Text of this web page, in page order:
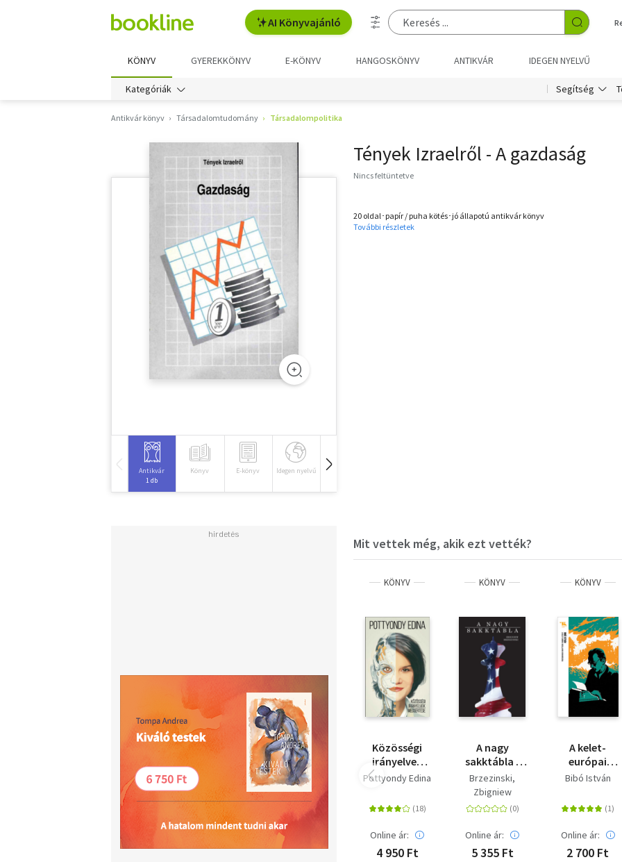
AI Könyvajánló
KÖNYV GYEREKKÖNYV E-KÖNYV HANGOSKÖNYV ANTIKVÁR IDEGEN NYELVŰ
Kategóriák Segítség
Antikvár könyv Társadalomtudomány Társadalompolitika
Antikvár
1 db
Könyv E-könyv Idegen nyelvű Hangoskönyv
Tények Izraelről - A gazdaság
Nincs feltüntetve
20 oldal･papír / puha kötés･jó állapotú antikvár könyv
További részletek
Mit vettek még, akik ezt vették?
KÖNYV
Közösségi
irányelvek
megsértése
Pottyondy Edina
Online ár:
4 950 Ft
KÖNYV
A nagy
sakktábla -
Amerika
világelsősége
és
geopolitikai
feladatai
Brzezinski,
Zbigniew
Online ár:
5 355 Ft
KÖNYV
A kelet-
európai
kisállamok
- Trubadúr
Zsebkönyvek
40.
Bibó István
Online ár:
2 700 Ft